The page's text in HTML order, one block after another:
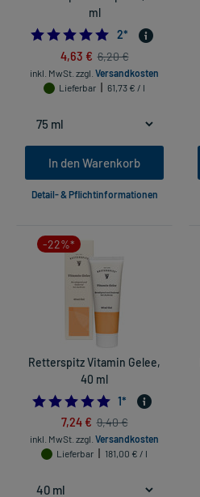
ml
5.0
2*
4,63 € 6,20 €
inkl. MwSt. zzgl. Versandkosten
Lieferbar
61,73 € / l
In den Warenkorb
Detail- & Pflichtinformationen
-22%*
Retterspitz Vitamin Gelee,
40 ml
5.0
1*
7,24 € 9,40 €
inkl. MwSt. zzgl. Versandkosten
Lieferbar
181,00 € / l